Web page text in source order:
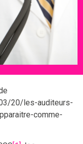
20/les-auditeurs-
comme-